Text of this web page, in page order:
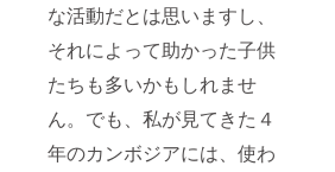
な活動だとは思いますし、
それによって助かった子供
たちも多いかもしれませ
ん。でも、私が見てきた４
年のカンボジアには、使わ